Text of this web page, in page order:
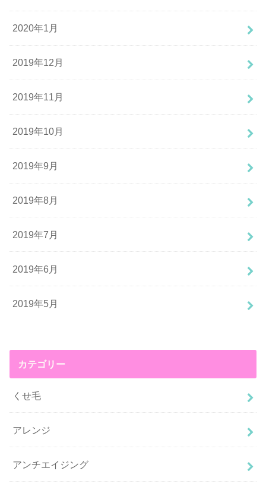
2020年1月
2019年12月
2019年11月
2019年10月
2019年9月
2019年8月
2019年7月
2019年6月
2019年5月
カテゴリー
くせ毛
アレンジ
アンチエイジング